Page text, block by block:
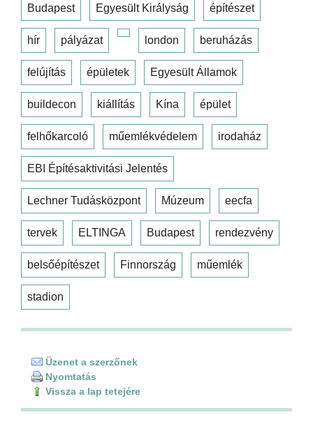
Budapest Egyesült Királyság építészet
hír pályázat london beruházás
felújítás épületek Egyesült Államok
buildecon kiállítás Kína épület
felhőkarcoló műemlékvédelem irodaház
EBI Építésaktivitási Jelentés
Lechner Tudásközpont Múzeum eecfa
tervek ELTINGA Budapest rendezvény
belsőépítészet Finnország műemlék
stadion
Üzenet a szerzőnek
Nyomtatás
Vissza a lap tetejére